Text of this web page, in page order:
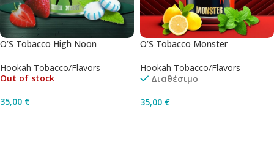
O’S Tobacco High Noon
Hookah Tobacco/Flavors
Out of stock
35,00 €
O’S Tobacco Monster
Hookah Tobacco/Flavors
Διαθέσιμο
35,00 €